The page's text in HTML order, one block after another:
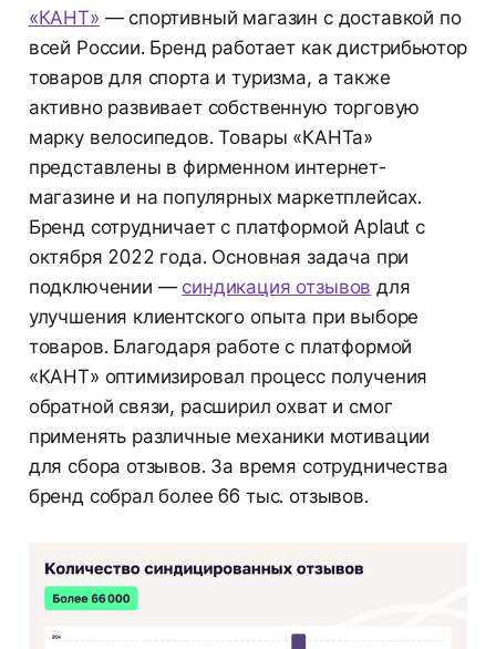
«КАНТ» — спортивный магазин с доставкой по
всей России. Бренд работает как дистрибьютор
товаров для спорта и туризма, а также
активно развивает собственную торговую
марку велосипедов. Товары «КАНТа»
представлены в фирменном интернет-
магазине и на популярных маркетплейсах.
Бренд сотрудничает с платформой Aplaut с
октября 2022 года. Основная задача при
подключении — синдикация отзывов для
улучшения клиентского опыта при выборе
товаров. Благодаря работе с платформой
«КАНТ» оптимизировал процесс получения
обратной связи, расширил охват и смог
применять различные механики мотивации
для сбора отзывов. За время сотрудничества
бренд собрал более 66 тыс. отзывов.